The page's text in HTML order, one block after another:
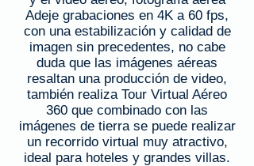
Adeje grabaciones en 4K a 60 fps,
con una estabilización y calidad de
imagen sin precedentes, no cabe
duda que las imágenes aéreas
resaltan una producción de video,
también realiza Tour Virtual Aéreo
360 que combinado con las
imágenes de tierra se puede realizar
un recorrido virtual muy atractivo,
ideal para hoteles y grandes villas.